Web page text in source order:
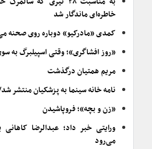
خاطره‌ای ماندگار شد
کمدی «مادرکیو» دوباره روی صحنه
«روز افشاگری»؛ وقتی اسپیلبرگ به
مریم همتیان درگذشت
نامه خانه سینما به پزشکیان
«زن و بچه»؛ فروپاشیدن
ورایتی خبر داد؛ عبدالرضا
می‌رود